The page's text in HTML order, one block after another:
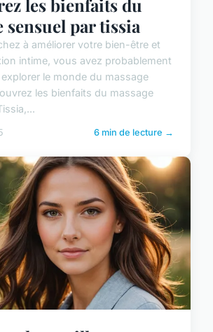
les bienfaits du
sensuel par tissia
à améliorer votre bien-être et
intime, vous avez probablement
le monde du massage
les bienfaits du massage
6 min de lecture →